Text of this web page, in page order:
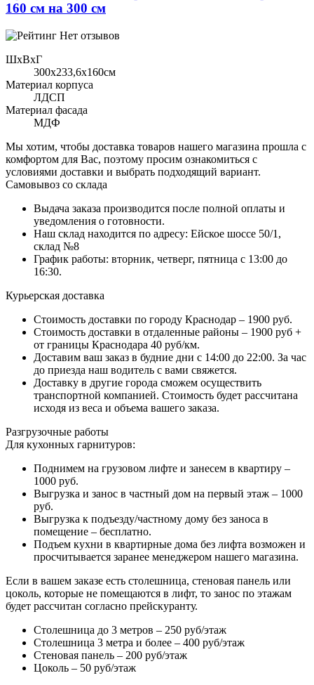
160 см на 300 см
Нет отзывов
ШхВхГ
300x233,6х160см
Материал корпуса
ЛДСП
Материал фасада
МДФ
Мы хотим, чтобы доставка товаров нашего магазина прошла с
комфортом для Вас, поэтому просим ознакомиться с
условиями доставки и выбрать подходящий вариант.
Самовывоз со склада
Выдача заказа производится после полной оплаты и
уведомления о готовности.
Наш склад находится по адресу: Ейское шоссе 50/1,
склад №8
График работы: вторник, четверг, пятница с 13:00 до
16:30.
Курьерская доставка
Стоимость доставки по городу Краснодар – 1900 руб.
Стоимость доставки в отдаленные районы – 1900 руб +
от границы Краснодара 40 руб/км.
Доставим ваш заказ в будние дни с 14:00 до 22:00. За час
до приезда наш водитель с вами свяжется.
Доставку в другие города сможем осуществить
транспортной компанией. Стоимость будет рассчитана
исходя из веса и объема вашего заказа.
Разгрузочные работы
Для кухонных гарнитуров:
Поднимем на грузовом лифте и занесем в квартиру –
1000 руб.
Выгрузка и занос в частный дом на первый этаж – 1000
руб.
Выгрузка к подъезду/частному дому без заноса в
помещение – бесплатно.
Подъем кухни в квартирные дома без лифта возможен и
просчитывается заранее менеджером нашего магазина.
Если в вашем заказе есть столешница, стеновая панель или
цоколь, которые не помещаются в лифт, то занос по этажам
будет рассчитан согласно прейскуранту.
Столешница до 3 метров – 250 руб/этаж
Столешница 3 метра и более – 400 руб/этаж
Стеновая панель – 200 руб/этаж
Цоколь – 50 руб/этаж